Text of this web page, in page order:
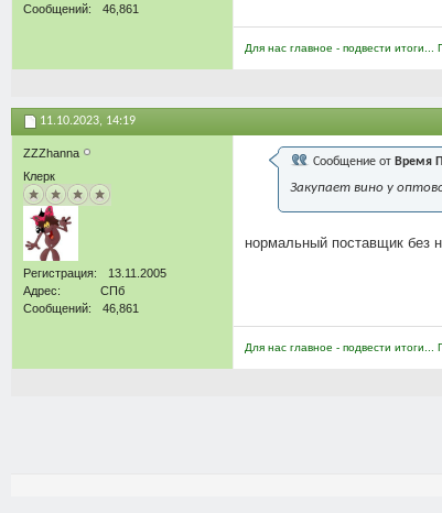
Сообщений
46,861
Для нас главное - подвести
11.10.2023, 14:19
ZZZhanna
Клерк
Регистрация
13.11.2005
Адрес
СПб
Сообщений
46,861
Сообщение от Время
Закупает вино у
нормальный поставщик без
Для нас главное - подвести